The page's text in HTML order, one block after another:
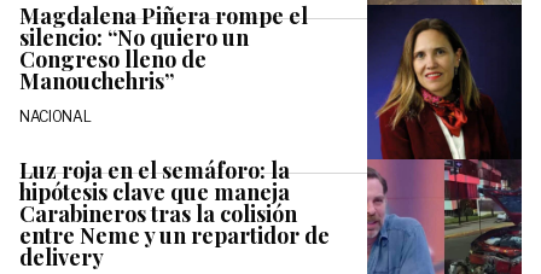
Magdalena Piñera rompe el
silencio: “No quiero un
Congreso lleno de
Manouchehris”
NACIONAL
Luz roja en el semáforo: la
hipótesis clave que maneja
Carabineros tras la colisión
entre Neme y un repartidor de
delivery